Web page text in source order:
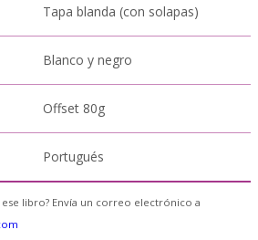
Tapa blanda (con solapas)
Blanco y negro
Offset 80g
Portugués
ese libro? Envía un correo electrónico a